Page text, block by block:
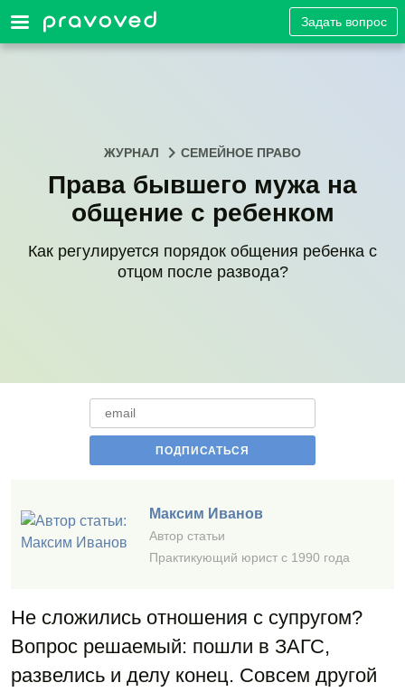
Задать вопрос
ЖУРНАЛ СЕМЕЙНОЕ ПРАВО
Права бывшего мужа на
общение с ребенком
Как регулируется порядок общения ребенка с
отцом после развода?
Максим Иванов
Автор статьи
Практикующий юрист с 1990 года
Не сложились отношения с супругом?
Вопрос решаемый: пошли в ЗАГС,
развелись и делу конец. Совсем другой